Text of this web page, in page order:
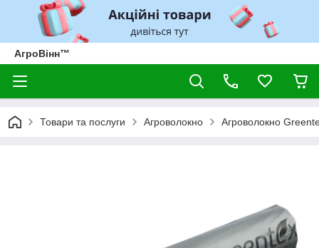
АгроВінн™
Товари та послуги Агроволокно Агроволокно